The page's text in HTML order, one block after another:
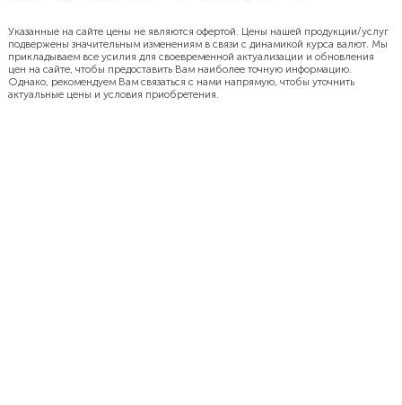
Указанные на сайте цены не являются офертой. Цены нашей продукции/услуг
подвержены значительным изменениям в связи с динамикой курса валют. Мы
прикладываем все усилия для своевременной актуализации и обновления
цен на сайте, чтобы предоставить Вам наиболее точную информацию.
Однако, рекомендуем Вам связаться с нами напрямую, чтобы уточнить
актуальные цены и условия приобретения.